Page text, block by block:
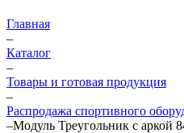
Главная
–
Каталог
–
Товары и готовая продукция
–
Распродажа спортивного
–Модуль Треугольник с аркой